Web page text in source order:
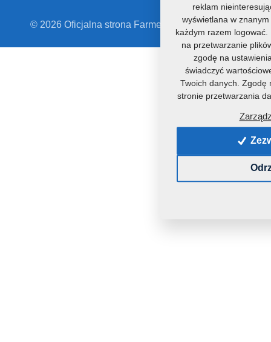
© 2026 Oficjalna strona Farmet a.s. ©dmpCMS
reklam
wyświetlana w
każdym razem
na przetwarzanie
zgodę na
świadczyć
Twoich danych. Zgodę
stronie przetwarzania